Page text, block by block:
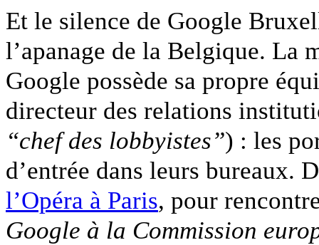
Et le silence de Google
l’apanage de la Belgique. La
Google possède sa propre
directeur des relations
“chef des lobbyistes”) : les
d’entrée dans leurs bureaux.
l’Opéra à Paris, pour
Google à la Commission